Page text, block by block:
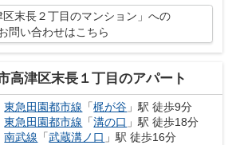
区末長２丁目のマンション」への
問い合わせはこちら
高津区末長１丁目のアパート
東急田園都市線 「梶が谷 」駅 徒歩9分
東急田園都市線 「溝の口 」駅 徒歩18分
南武線 「武蔵溝ノ口 」駅 徒歩16分